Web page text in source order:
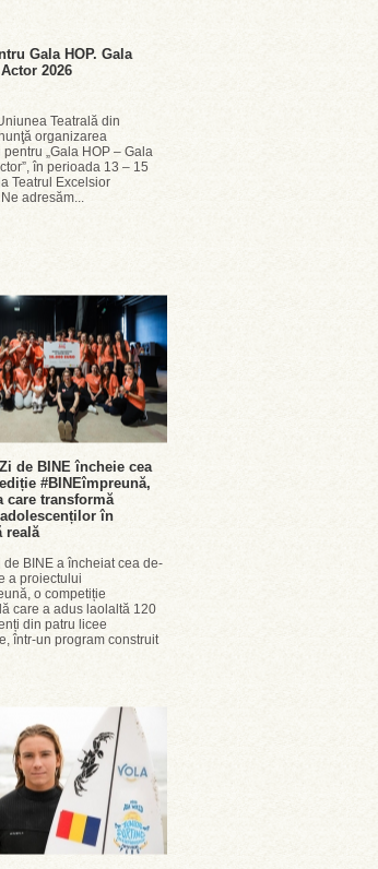
Gala HOP. Gala
2026
Teatrală din
organizarea
„Gala HOP – Gala
în perioada 13 – 15
Teatrul Excelsior
adresăm...
de BINE încheie cea
#BINEîmpreună,
care transformă
în
reală
de BINE a încheiat cea de-
a proiectului
o competiție
care a adus laolaltă 120
din patru licee
într-un program construit